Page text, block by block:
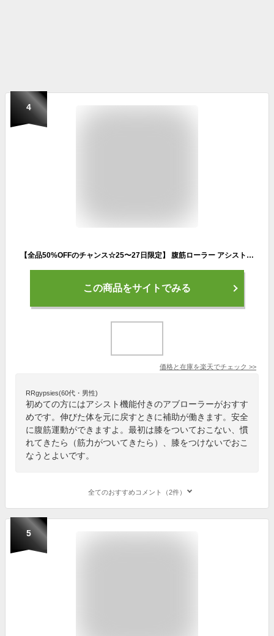
4
【全品50%OFFのチャンス☆25〜27日限定】 腹筋ローラー アシスト 女性 腹筋 筋トレ ローラー タイヤ リバウンド アブローラー アブホイール エクササイズ ダイエット 筋肉 静音 マット 膝保護 宅トレ 腹斜筋 腹直筋 腹横筋 インナーマッスル 初心者 上級者
この商品をサイトでみる
価格と在庫を楽天でチェック >>
RRgypsies(60代・男性)
初めての方にはアシスト機能付きのアブローラーがおすす
めです。伸びた体を元に戻すときに補助が働きます。安全
に腹筋運動ができますよ。最初は膝をついておこない、慣
れてきたら（筋力がついてきたら）、膝をつけないでおこ
なうとよいです。
全てのおすすめコメント（2件）
5